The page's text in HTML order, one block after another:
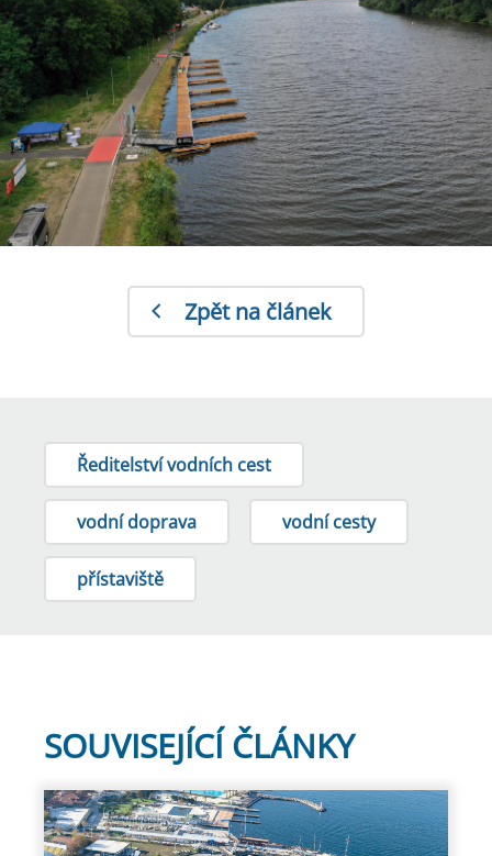
Zpět na článek
Ředitelství vodních cest
vodní doprava vodní cesty
přístaviště
SOUVISEJÍCÍ ČLÁNKY